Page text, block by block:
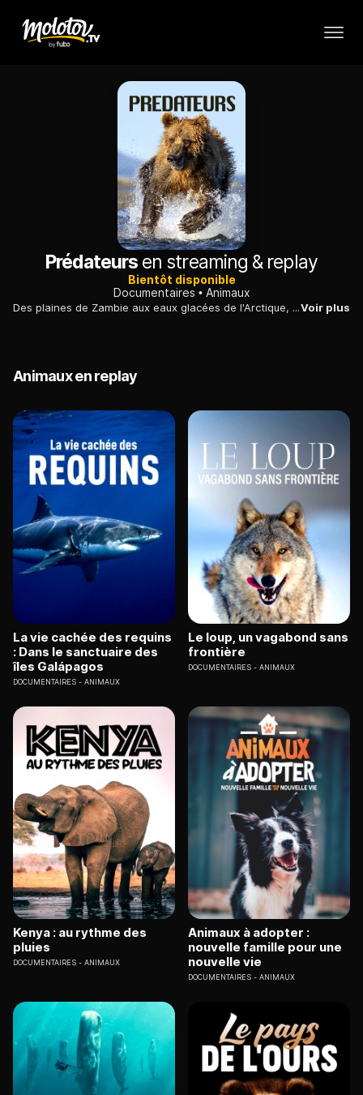
Prédateurs en streaming & replay
Bientôt disponible
Documentaires
Animaux
Des plaines de Zambie aux eaux glacées de l'Arctique, un périlleux voyage dans l'univers des techniques de chasse les plus accomplies, commenté par François Morel.Voir plus
Animaux en replay
La vie cachée des requins
: Dans le sanctuaire des
îles Galápagos
DOCUMENTAIRES ANIMAUX
Le loup, un vagabond sans
frontière
DOCUMENTAIRES ANIMAUX
Kenya : au rythme des
pluies
DOCUMENTAIRES ANIMAUX
Animaux à adopter :
nouvelle famille pour une
nouvelle vie
DOCUMENTAIRES ANIMAUX